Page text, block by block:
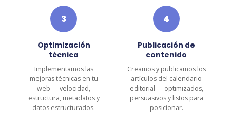
3
Optimización
técnica
Implementamos las
mejoras técnicas en tu
web — velocidad,
estructura, metadatos y
datos estructurados.
4
Publicación de
contenido
Creamos y publicamos los
artículos del calendario
editorial — optimizados,
persuasivos y listos para
posicionar.